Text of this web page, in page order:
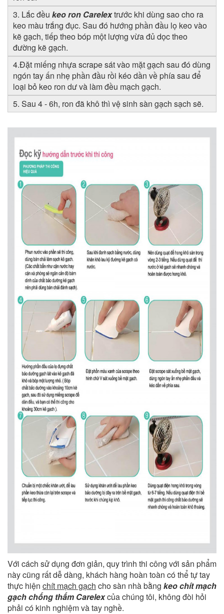
3. Lắc đều keo ron Carelextrước khi dùng sao cho ra
keo màu trắng đục. Sau đó hướng phần đầu lọ keo vào
kẽ gạch, tiếp theo bóp một lượng vừa đủ dọc theo
đường kẽ gạch.
4.Đặt miếng nhựa scrape sát vào mặt gạch sau đó dùng
ngón tay ấn nhẹ phần đầu rồi kéo dần về phía sau để
loại bỏ keo ron dư và làm đều mạch gạch.
5. Sau 4 - 6h, ron đã khô thì vệ sinh sàn gạch sạch sẽ.
Với cách sử dụng đơn giản, quy trình thi công với sản phẩm
này cũng rất dễ dàng, khách hàng hoàn toàn có thể tự tay
thực hiện chít mạch gạch cho sàn nhà bằng keo chít mạch
gạch chống thấm Carelexcủa chúng tôi, không đòi hỏi
phải có kinh nghiệm và tay nghề.